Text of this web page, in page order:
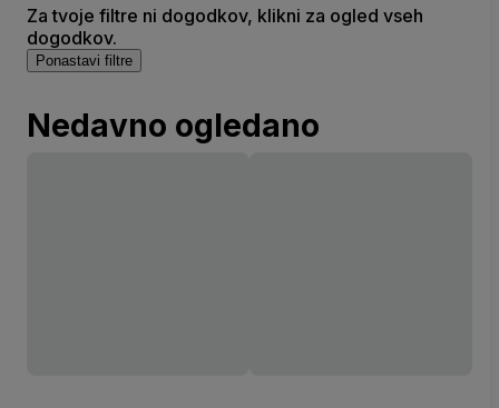
Za tvoje filtre ni dogodkov, klikni za ogled vseh
dogodkov.
Ponastavi filtre
Nedavno ogledano